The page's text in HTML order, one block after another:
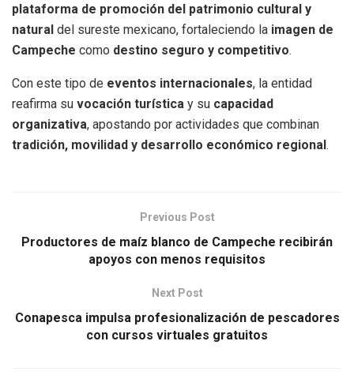
plataforma de promoción del patrimonio cultural y
natural del sureste mexicano, fortaleciendo la imagen de
Campeche como destino seguro y competitivo.
Con este tipo de eventos internacionales, la entidad
reafirma su vocación turística y su capacidad
organizativa, apostando por actividades que combinan
tradición, movilidad y desarrollo económico regional .
Previous Post
Productores de maíz blanco de Campeche recibirán
apoyos con menos requisitos
Next Post
Conapesca impulsa profesionalización de pescadores
con cursos virtuales gratuitos